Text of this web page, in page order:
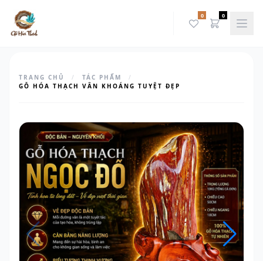
0 0
TRANG CHỦ / TÁC PHẨM
/
GỖ HÓA THẠCH VÂN KHOÁNG TUYỆT ĐẸP